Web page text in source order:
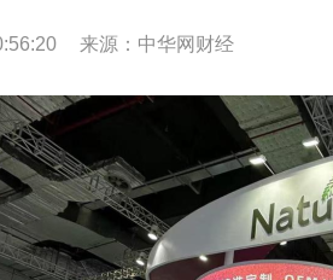
来源：中华网财经